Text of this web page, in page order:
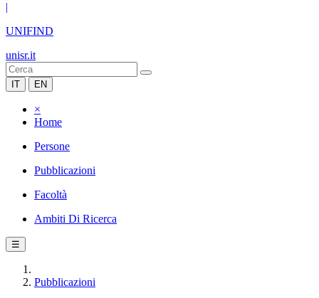
|
UNIFIND
unisr.it
IT EN
×
Home
Persone
Pubblicazioni
Facoltà
Ambiti Di Ricerca
☰
Pubblicazioni